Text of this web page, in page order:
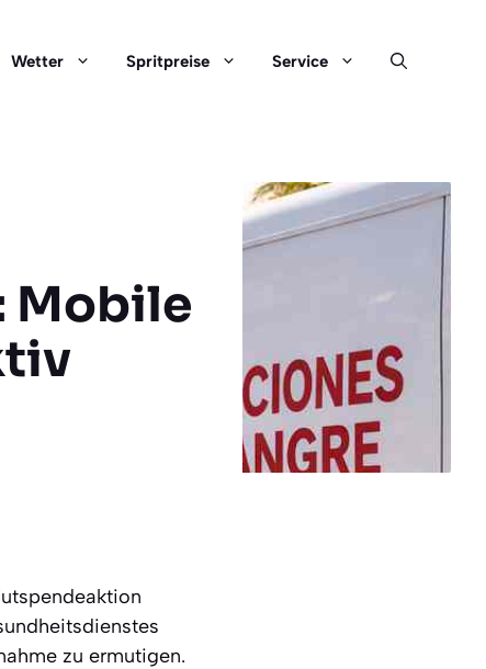
Wetter Spritpreise Service
Mobile
zu ermutigen.